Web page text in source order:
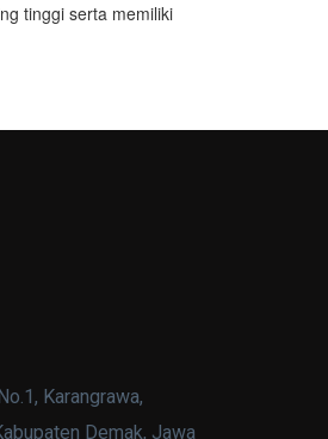
tinggi serta memiliki
Karangrawa,
Demak, Jawa